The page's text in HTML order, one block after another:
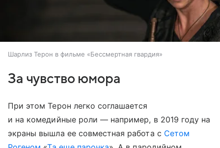
Шарлиз Терон в фильме «Бессмертная гвардия»
За чувство юмора
При этом Терон легко соглашается
и на комедийные роли — например, в 2019 году на
экраны вышла ее совместная работа с Сетом